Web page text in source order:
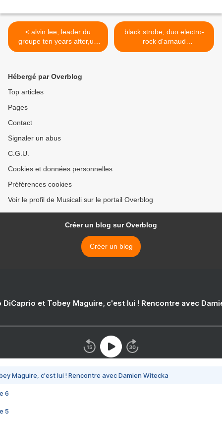
< alvin lee, leader du
groupe ten years after,un
grand guitar hero
black strobe, duo electro-
rock d'arnaud
rebotini,d'ivan smagghe >
Hébergé par Overblog
Top articles
Pages
Contact
Signaler un abus
C.G.U.
Cookies et données personnelles
Préférences cookies
Voir le profil de Musicali sur le portail Overblog
Créer un blog sur Overblog
Créer un blog
DiCaprio et Tobey Maguire, c'est lui ! Rencontre avec
Maguire, c'est lui ! Rencontre avec Damien Witecka
6
5